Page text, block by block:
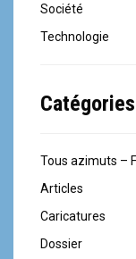
Société
Technologie
Catégories
Tous azimuts –
Articles
Caricatures
Dossier